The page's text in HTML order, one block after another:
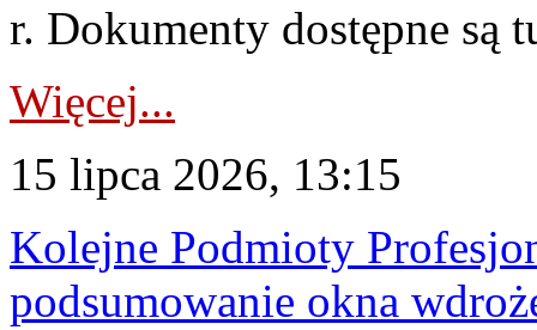
r. Dokumenty dostępne są
Więcej...
15 lipca 2026, 13:15
Kolejne Podmioty
podsumowanie okna